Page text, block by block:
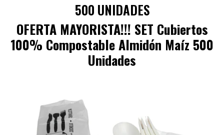
500 UNIDADES
OFERTA MAYORISTA!!! SET Cubiertos
100% Compostable Almidón Maíz 500
Unidades